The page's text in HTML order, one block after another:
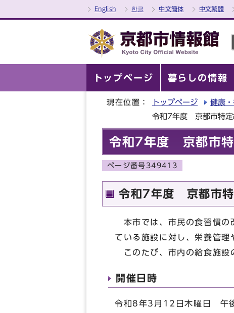
English 한글 中文簡体 中文繁體
トップページ 暮らしの情報
現在位置： トップページ 健康
令和7年度 京都市特定
令和7年度 京都市特
ページ番号349413
令和7年度 京都市特
本市では、市民の食習慣の
ている施設に対し、栄養管
このたび、市内の給食施設
開催日時
令和8年3月12日木曜日 午